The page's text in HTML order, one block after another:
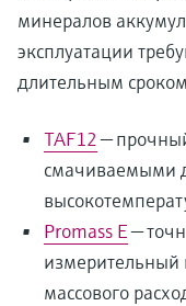
минералов
эксплуатации
длительным
TAF12—
смачиваемыми
Promass E—
измерительный
массового